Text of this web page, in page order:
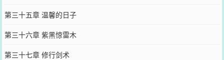
第三十五章 温馨的日子
第三十六章 紫黑惊雷木
第三十七章 修行剑术